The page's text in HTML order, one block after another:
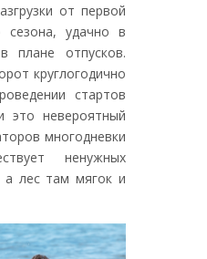
от первой
сезона, удачно в
плане отпусков.
круглогодично
стартов
это невероятный
многодневки
ненужных
лес там мягок и